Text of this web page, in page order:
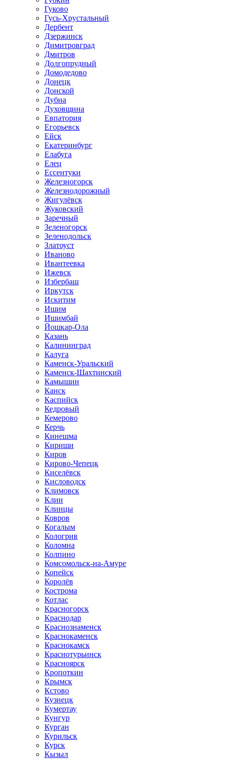
Гуково
Гусь-Хрустальный
Дербент
Дзержинск
Димитровград
Дмитров
Долгопрудный
Домодедово
Донецк
Донской
Дубна
Духовщина
Евпатория
Егорьевск
Ейск
Екатеринбург
Елабуга
Елец
Ессентуки
Железногорск
Железнодорожный
Жигулёвск
Жуковский
Заречный
Зеленогорск
Зеленодольск
Златоуст
Иваново
Ивантеевка
Ижевск
Избербаш
Иркутск
Искитим
Ишим
Ишимбай
Йошкар-Ола
Казань
Калининград
Калуга
Каменск-Уральский
Каменск-Шахтинский
Камышин
Канск
Каспийск
Кедровый
Кемерово
Керчь
Кинешма
Кириши
Киров
Кирово-Чепецк
Киселёвск
Кисловодск
Климовск
Клин
Клинцы
Ковров
Когалым
Кологрив
Коломна
Колпино
Комсомольск-на-Амуре
Копейск
Королёв
Кострома
Котлас
Красногорск
Краснодар
Краснознаменск
Краснокаменск
Краснокамск
Краснотурьинск
Красноярск
Кропоткин
Крымск
Кстово
Кузнецк
Кумертау
Кунгур
Курган
Курильск
Курск
Кызыл